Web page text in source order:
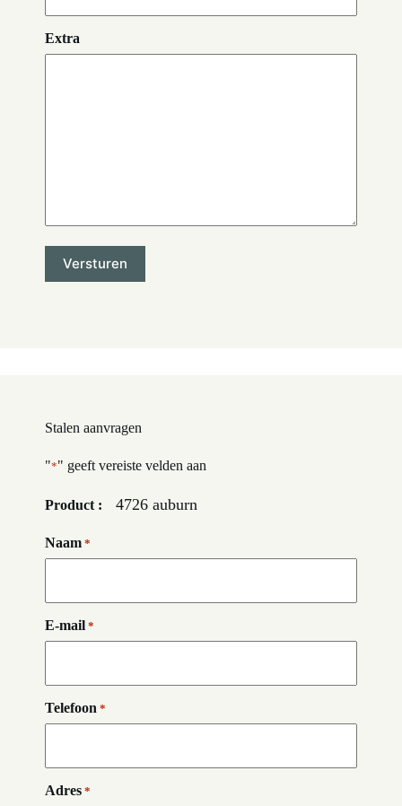
Extra
Stalen aanvragen
"*" geeft vereiste velden aan
Product : 4726 auburn
Naam *
E-mail *
Telefoon *
Adres *